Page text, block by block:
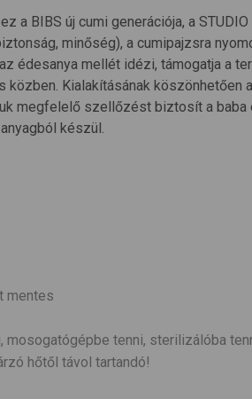
a BIBS új cumi generációja, a STUDIO
minőség), a cumipajzsra
édesanya mellét idézi, támogatja a
Kialakításának köszönhetően
megfelelő szellőzést biztosít a baba
készül.
mentes
mosogatógépbe tenni, sterilizálóba
hőtől távol tartandó!